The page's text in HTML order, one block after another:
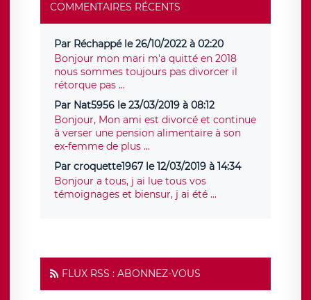
COMMENTAIRES RÉCENTS
Par Réchappé le 26/10/2022 à 02:20
Bonjour mon mari m'a quitté en 2018
nous sommes toujours pas divorcer il
rétorque pas ...
Par Nat5956 le 23/03/2019 à 08:12
Bonjour, Mon ami est divorcé et continue
à verser une pension alimentaire à son
ex-femme de plus ...
Par croquette1967 le 12/03/2019 à 14:34
Bonjour a tous, j ai lue tous vos
témoignages et biensur, j ai été ...
FLUX RSS : ABONNEZ-VOUS